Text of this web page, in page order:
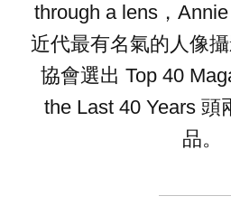
through a lens，
近代最有名氣的人像
協會選出 Top 40
the Last 40 Years 頭
品。